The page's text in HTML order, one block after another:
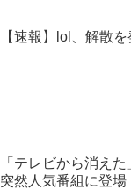
【速報】lol、解散を
「テレビから消え
突然人気番組に登場